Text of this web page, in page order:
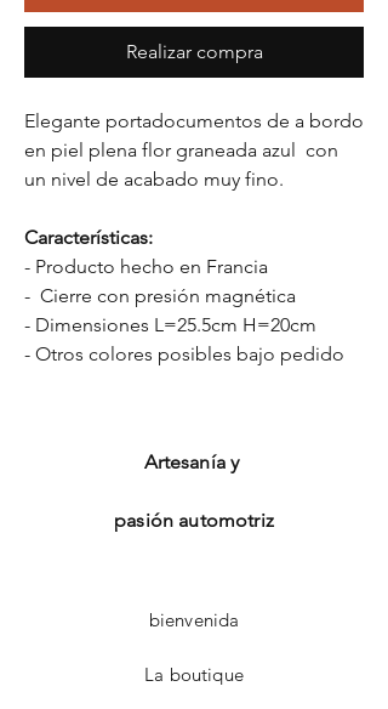
Realizar compra
Elegante portadocumentos de a bordo
en piel plena flor graneada azul con
un nivel de acabado muy fino.
Características:
- Producto hecho en Francia
- Cierre con presión magnética
- Dimensiones L=25.5cm H=20cm
- Otros colores posibles bajo pedido
Artesanía y
pasión automotriz
bienvenida
La boutique